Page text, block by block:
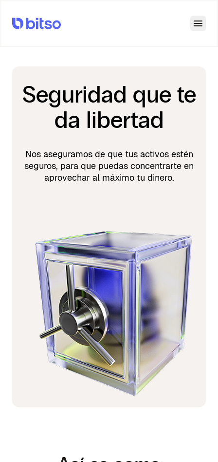
Seguridad que te
da libertad
Nos aseguramos de que tus activos estén
seguros, para que puedas concentrarte en
aprovechar al máximo tu dinero.